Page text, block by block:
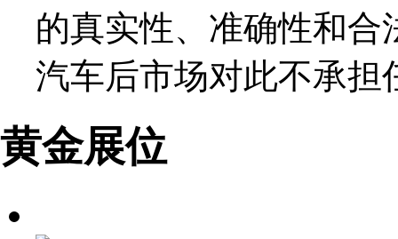
的真实性、准确性和合
汽车后市场对此不承担
黄金展位